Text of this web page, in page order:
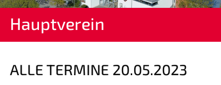
Hauptverein
ALLE TERMINE 20.05.2023
GARDE
GESUNDHEITSSPORT
KINDERTURNEN
KYUDO
REHASPORT
TAEKWONDO
TENNIS